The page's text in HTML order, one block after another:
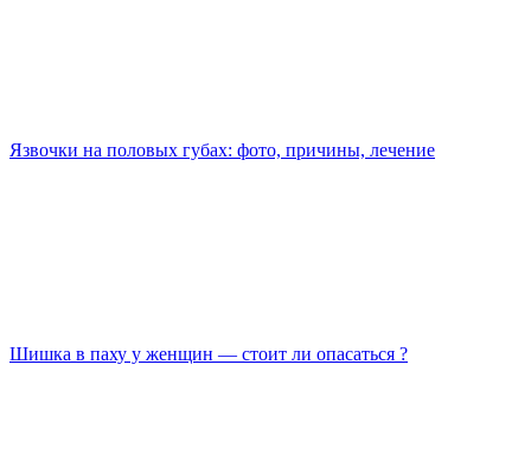
Язвочки на половых губах: фото, причины, лечение
Шишка в паху у женщин — стоит ли опасаться ?